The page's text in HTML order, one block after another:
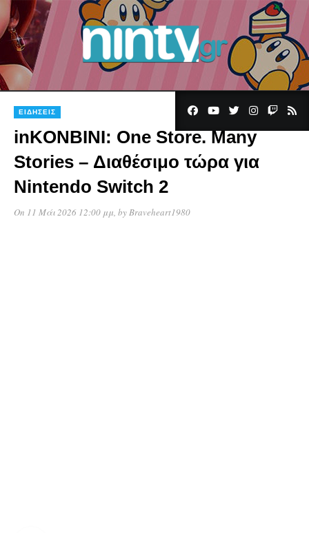
ΕΙΔΉΣΕΙΣ
inKONBINI: One Store. Many
Stories – Διαθέσιμο τώρα για
Nintendo Switch 2
On 11 Μάι 2026 12:00 μμ , by Braveheart1980